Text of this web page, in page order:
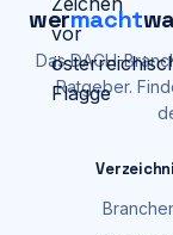
wermacht
Das DACH-
Ratgeber.